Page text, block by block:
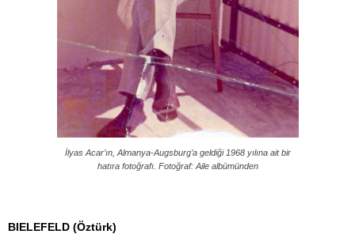
İlyas Acar’ın, Almanya-Augsburg’a geldiği 1968 yılına ait bir
hatıra fotoğrafı. Fotoğraf: Aile albümünden
BIELEFELD (Öztürk)